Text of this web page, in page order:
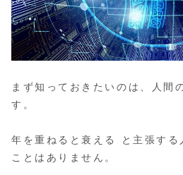
まず知っておきたいのは、人間
す。
年を重ねると衰える と主張する
ことはありません。